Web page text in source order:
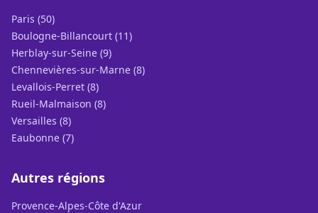
Paris (50)
Boulogne-Billancourt (11)
Herblay-sur-Seine (9)
Chennevières-sur-Marne (8)
Levallois-Perret (8)
Rueil-Malmaison (8)
Versailles (8)
Eaubonne (7)
Autres régions
Provence-Alpes-Côte d'Azur